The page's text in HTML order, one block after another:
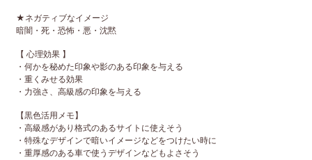
★ネガティブなイメージ
暗闇・死・恐怖・悪・沈黙
【 心理効果 】
・何かを秘めた印象や影のある印象を与える
・重くみせる効果
・力強さ、高級感の印象を与える
【黒色活用メモ】
・高級感があり格式のあるサイトに使えそう
・特殊なデザインで暗いイメージなどをつけたい時に
・重厚感のある車で使うデザインなどもよさそう